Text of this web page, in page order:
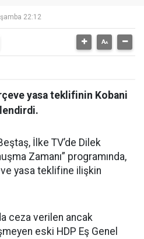
22:12
yasa teklifinin Kobani
İlke TV’de Dilek
Zamanı” programında,
yasa teklifine ilişkin
ceza verilen ancak
eski HDP Eş Genel